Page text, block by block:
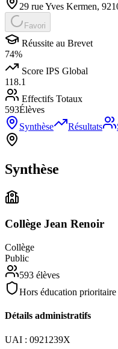
29 rue Yves Kermen,
Favori
Réussite au Brevet
74%
Score IPS Global
118.1
Effectifs Totaux
593Élèves
Synthèse
Résultats
Synthèse
Collège Jean Renoir
Collège
Public
593 élèves
Hors éducation prioritaire
Détails administratifs
UAI : 0921239X